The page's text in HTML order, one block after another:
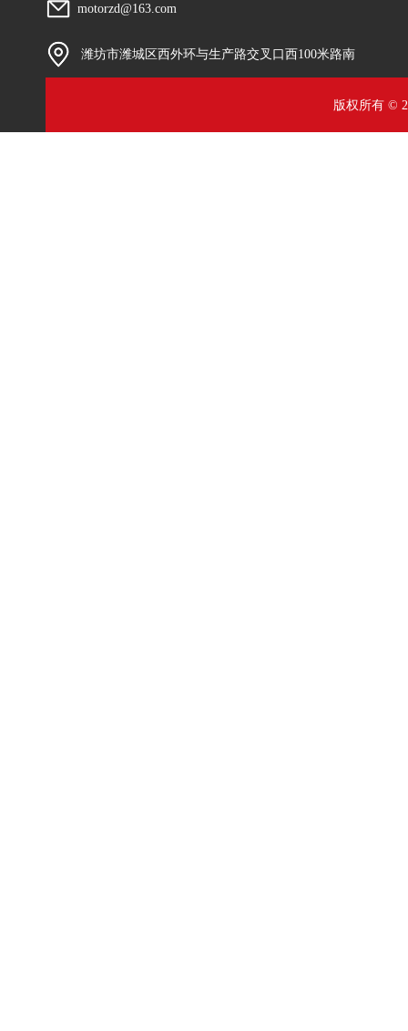
motorzd@163.com
潍坊市潍城区西外环与生产路交叉口西100米路南
版权所有 ©